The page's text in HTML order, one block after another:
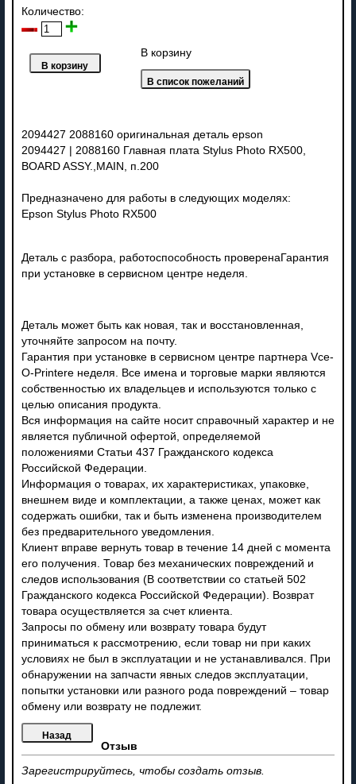
Количество:
В корзину
2094427 2088160 оригинальная деталь epson
2094427 | 2088160 Главная плата Stylus Photo RX500,
BOARD ASSY.,MAIN, п.200
Предназначено для работы в следующих моделях:
Epson Stylus Photo RX500
Деталь с разбора, работоспособность проверенаГарантия
при установке в сервисном центре неделя.
Деталь может быть как новая, так и восстановленная,
уточняйте запросом на почту.
Гарантия при установке в сервисном центре партнера Vce-
O-Printere неделя. Все имена и торговые марки являются
собственностью их владельцев и используются только с
целью описания продукта.
Вся информация на сайте носит справочный характер и не
является публичной офертой, определяемой
положениями Статьи 437 Гражданского кодекса
Российской Федерации.
Информация о товарах, их характеристиках, упаковке,
внешнем виде и комплектации, а также ценах, может как
содержать ошибки, так и быть изменена производителем
без предварительного уведомления.
Клиент вправе вернуть товар в течение 14 дней с момента
его получения. Товар без механических повреждений и
следов использования (В соответствии со статьей 502
Гражданского кодекса Российской Федерации). Возврат
товара осуществляется за счет клиента.
Запросы по обмену или возврату товара будут
приниматься к рассмотрению, если товар ни при каких
условиях не был в эксплуатации и не устанавливался. При
обнаружении на запчасти явных следов эксплуатации,
попытки установки или разного рода повреждений – товар
обмену или возврату не подлежит.
Отзыв
Зарегистрируйтесь, чтобы создать отзыв.